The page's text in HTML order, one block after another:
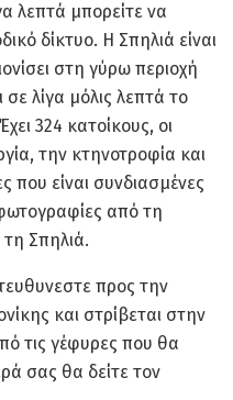
λεπτά μπορείτε να
δίκτυο. Η Σπηλιά είναι
στη γύρω περιοχή
σε λίγα μόλις λεπτά το
324 κατοίκους, οι
την κτηνοτροφία και
που είναι συνδιασμένες
από τη
Σπηλιά.
προς την
και στρίβεται στην
τις γέφυρες που θα
σας θα δείτε τον